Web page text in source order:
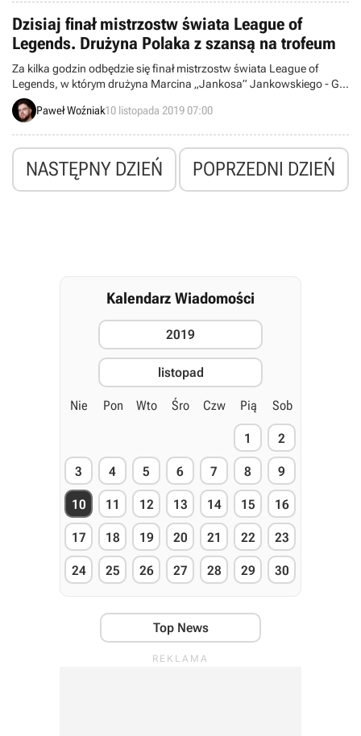
Dzisiaj finał mistrzostw świata League of
Legends. Drużyna Polaka z szansą na trofeum
Za kilka godzin odbędzie się finał mistrzostw świata League of
Legends, w którym drużyna Marcina „Jankosa” Jankowskiego - G2
Esports - powalczy z chińskim FunPlus Pheonix o najważniejsze
trofeum w tym roku. Wygrywając, europejska ekipa zdobędzie tzw.
Paweł Woźniak10 listopada 2019 07:00
NASTĘPNY DZIEŃ POPRZEDNI DZIEŃ
Kalendarz Wiadomości
2019
listopad
Nie Pon Wto Śro Czw Pią Sob
1 2
3 4 5 6 7 8 9
10 11 12 13 14 15 16
17 18 19 20 21 22 23
24 25 26 27 28 29 30
Top News